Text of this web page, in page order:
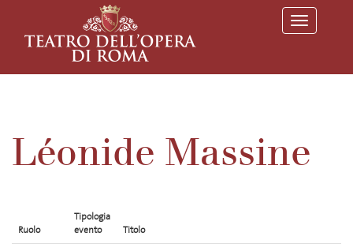
T
o
l
g
a
Léonide Massine
Ruolo
Tipologia
evento
Titolo